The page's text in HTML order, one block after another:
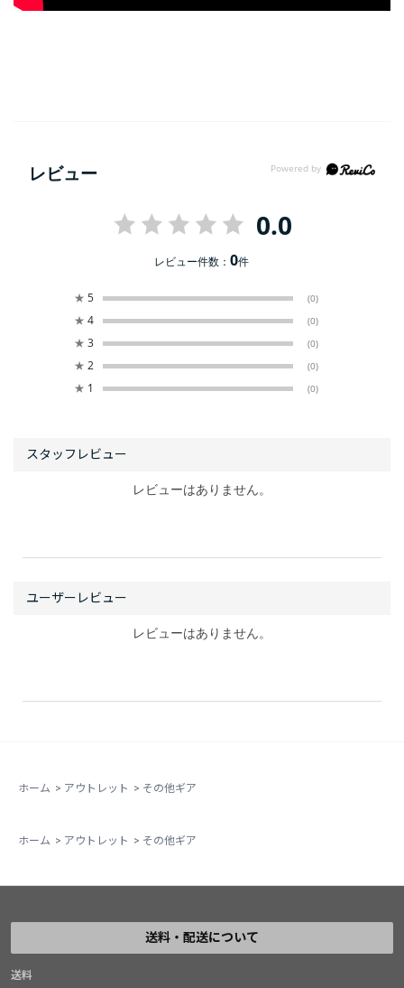
レビュー
0.0
レビュー件数：0件
★ 5 (0)
★ 4 (0)
★ 3 (0)
★ 2 (0)
★ 1 (0)
レビューはありません。
レビューはありません。
ホーム > アウトレット > その他ギア
ホーム > アウトレット > その他ギア
送料・配送について
送料